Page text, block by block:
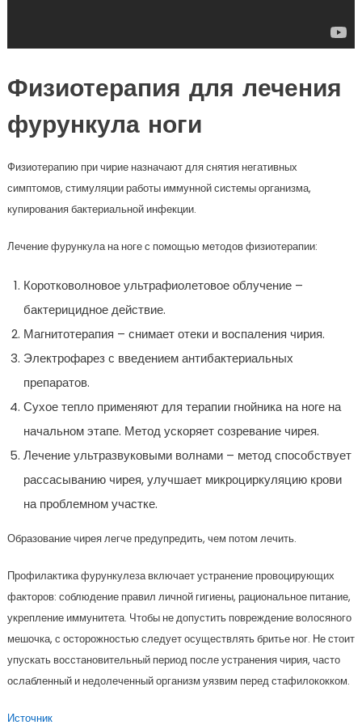
Физиотерапия для лечения
фурункула ноги
Физиотерапию при чирие назначают для снятия негативных
симптомов, стимуляции работы иммунной системы организма,
купирования бактериальной инфекции.
Лечение фурункула на ноге с помощью методов физиотерапии:
Коротковолновое ультрафиолетовое облучение –
бактерицидное действие.
Магнитотерапия – снимает отеки и воспаления чирия.
Электрофарез с введением антибактериальных
препаратов.
Сухое тепло применяют для терапии гнойника на ноге на
начальном этапе. Метод ускоряет созревание чирея.
Лечение ультразвуковыми волнами – метод способствует
рассасыванию чирея, улучшает микроциркуляцию крови
на проблемном участке.
Образование чирея легче предупредить, чем потом лечить.
Профилактика фурункулеза включает устранение провоцирующих
факторов: соблюдение правил личной гигиены, рациональное питание,
укрепление иммунитета. Чтобы не допустить повреждение волосяного
мешочка, с осторожностью следует осуществлять бритье ног. Не стоит
упускать восстановительный период после устранения чирия, часто
ослабленный и недолеченный организм уязвим перед стафилококком.
Источник